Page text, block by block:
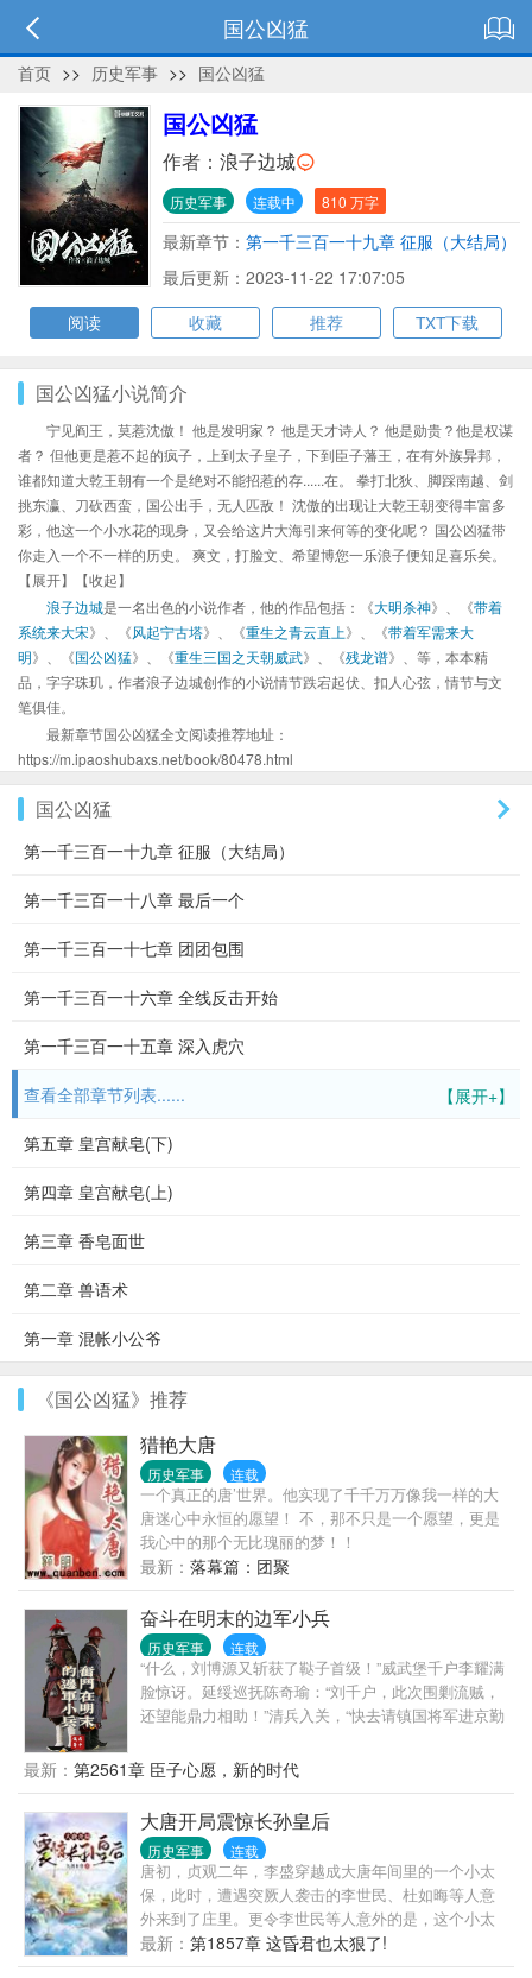
国公凶猛
首页 >> 历史军事 >> 国公凶猛
国公凶猛
作者： 浪子边城
历史军事 连载中 810 万字
最新章节： 第一千三百一十九章 征服（大结局）
最后更新：2023-11-22 17:07:05
阅读
收藏 推荐 TXT下载
国公凶猛小说简介
宁见阎王，莫惹沈傲！ 他是发明家？ 他是天才诗人？ 他是勋贵？他是权谋
者？ 但他更是惹不起的疯子，上到太子皇子，下到臣子藩王，在有外族异邦，
谁都知道大乾王朝有一个是绝对不能招惹的存......在。 拳打北狄、脚踩南越、剑
挑东瀛、刀砍西蛮，国公出手，无人匹敌！ 沈傲的出现让大乾王朝变得丰富多
彩，他这一个小水花的现身，又会给这片大海引来何等的变化呢？ 国公凶猛带
你走入一个不一样的历史。 爽文，打脸文、希望博您一乐浪子便知足喜乐矣。
【展开】【收起】
浪子边城是一名出色的小说作者，他的作品包括：《大明杀神》、《带着
系统来大宋》、《风起宁古塔》、《重生之青云直上》、《带着军需来大
明》、《国公凶猛》、《重生三国之天朝威武》、《残龙谱》、等，本本精
品，字字珠玑，作者浪子边城创作的小说情节跌宕起伏、扣人心弦，情节与文
笔俱佳。
最新章节国公凶猛全文阅读推荐地址：
https://m.ipaoshubaxs.net/book/80478.html
国公凶猛
第一千三百一十九章 征服（大结局）
第一千三百一十八章 最后一个
第一千三百一十七章 团团包围
第一千三百一十六章 全线反击开始
第一千三百一十五章 深入虎穴
【展开+】
查看全部章节列表......
第五章 皇宫献皂(下)
第四章 皇宫献皂(上)
第三章 香皂面世
第二章 兽语术
第一章 混帐小公爷
《国公凶猛》推荐
猎艳大唐
历史军事 连载
一个真正的唐’世界。他实现了千千万万像我一样的大
唐迷心中永恒的愿望！ 不，那不只是一个愿望，更是
我心中的那个无比瑰丽的梦！！
最新： 落幕篇：团聚
奋斗在明末的边军小兵
历史军事 连载
“什么，刘博源又斩获了鞑子首级！”威武堡千户李耀满
脸惊讶。延绥巡抚陈奇瑜：“刘千户，此次围剿流贼，
还望能鼎力相助！”清兵入关，“快去请镇国将军进京勤
最新： 第2561章 臣子心愿，新的时代
大唐开局震惊长孙皇后
历史军事 连载
唐初，贞观二年，李盛穿越成大唐年间里的一个小太
保，此时，遭遇突厥人袭击的李世民、杜如晦等人意
外来到了庄里。更令李世民等人意外的是，这个小太
保家中的东西竟然很不一般！“李盛，化学反应是什
么？吸热反应又是何物？”李盛：“我...biqu8.com
最新： 第1857章 这昏君也太狠了!